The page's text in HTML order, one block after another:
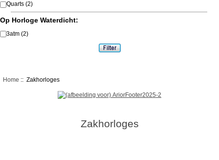
Quarts (2)
Op Horloge Waterdicht:
3atm (2)
Home :: Zakhorloges
Zakhorloges